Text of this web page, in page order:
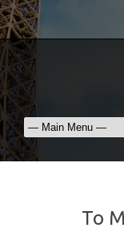
Το